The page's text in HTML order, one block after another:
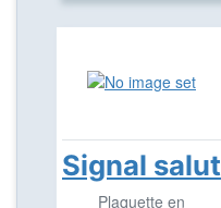
Signal salut
Plaquette en